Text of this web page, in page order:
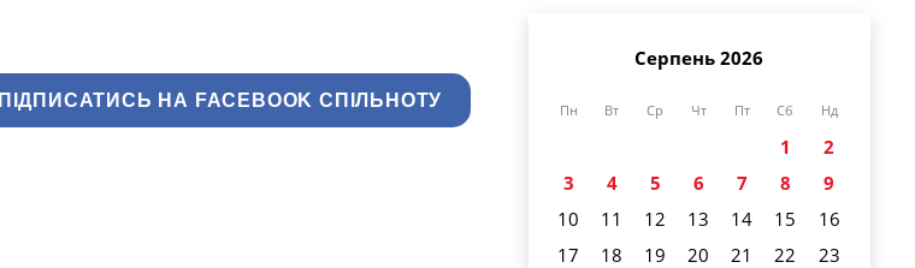
ПІДПИСАТИСЬ НА FACEBOOK СПІЛЬНОТУ
Серпень 2026
Пн Вт Ср Чт Пт Сб Нд
1
2
3
4 5 6 7 8
9
10
11 12 13 14 15
16
17
18 19 20 21 22
23